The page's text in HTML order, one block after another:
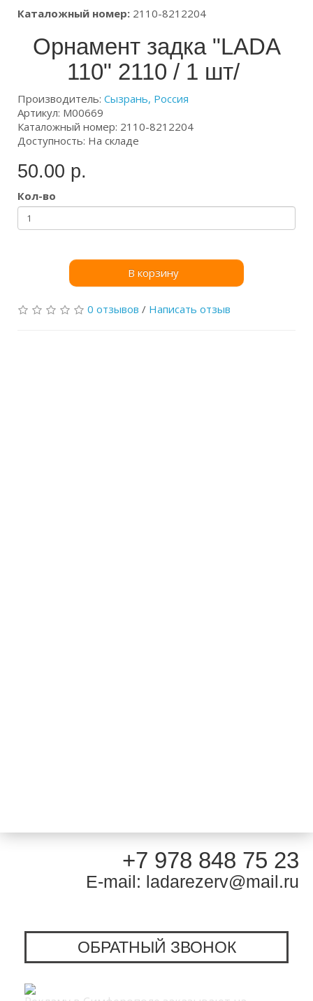
Каталожный номер: 2110-8212204
Орнамент задка "LADA
110" 2110 / 1 шт/
Производитель: Сызрань, Россия
Артикул: М00669
Каталожный номер: 2110-8212204
Доступность: На складе
50.00 р.
Кол-во
В корзину
0 отзывов / Написать отзыв
+7 978 848 75 23
E-mail: ladarezerv@mail.ru
ОБРАТНЫЙ ЗВОНОК